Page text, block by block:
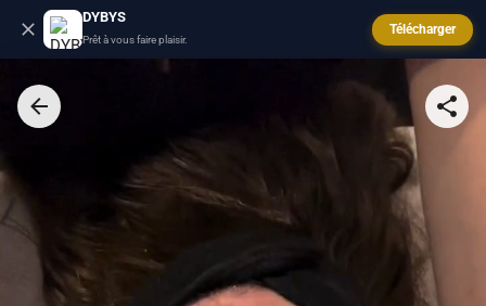
DYBYS
Prêt à vous faire plaisir.
Télécharger